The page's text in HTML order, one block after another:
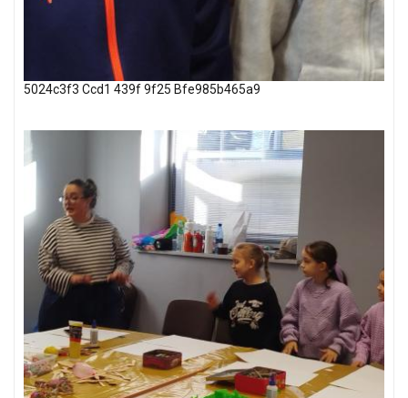
5024c3f3 Ccd1 439f 9f25 Bfe985b465a9